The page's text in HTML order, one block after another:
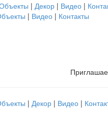
| Декор | Видео |
| Видео | Контакты
| Декор | Видео |